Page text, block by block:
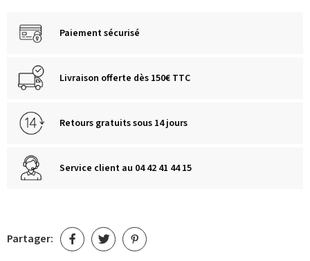
Paiement sécurisé
Livraison offerte dès 150€ TTC
Retours gratuits sous 14 jours
Service client au 04 42 41 44 15
Partager: